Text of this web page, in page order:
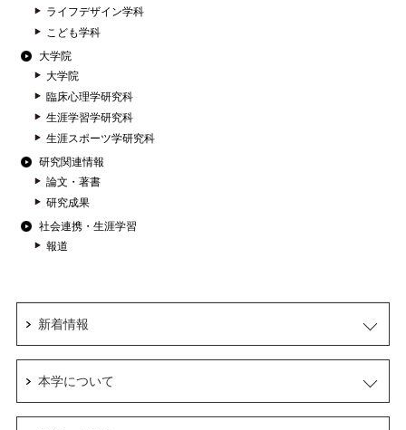
ライフデザイン学科
こども学科
大学院
大学院
臨床心理学研究科
生涯学習学研究科
生涯スポーツ学研究科
研究関連情報
論文・著書
研究成果
社会連携・生涯学習
報道
新着情報
本学について